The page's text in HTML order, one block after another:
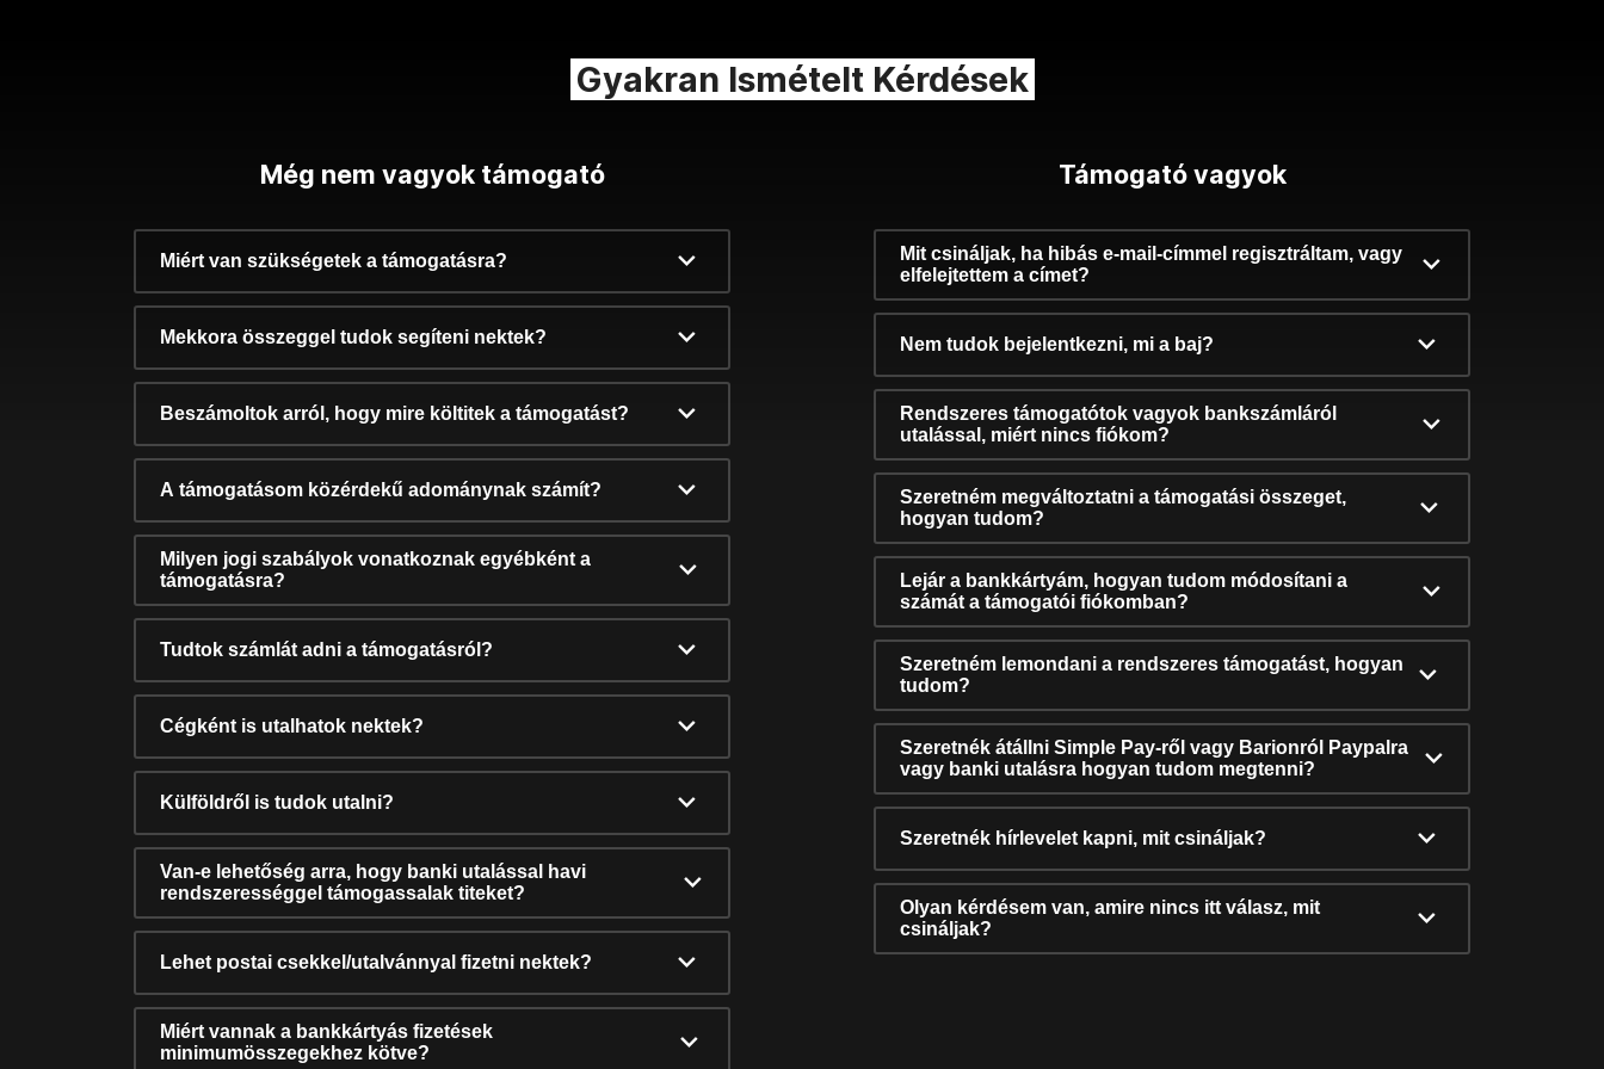
Gyakran Ismételt Kérdések
Még nem vagyok támogató
Miért van szükségetek a támogatásra?
Mekkora összeggel tudok segíteni nektek?
Beszámoltok arról, hogy mire költitek a támogatást?
A támogatásom közérdekű adománynak számít?
Milyen jogi szabályok vonatkoznak egyébként a
támogatásra?
Tudtok számlát adni a támogatásról?
Cégként is utalhatok nektek?
Külföldről is tudok utalni?
Van-e lehetőség arra, hogy banki utalással havi
rendszerességgel támogassalak titeket?
Lehet postai csekkel/utalvánnyal fizetni nektek?
Miért vannak a bankkártyás fizetések
minimumösszegekhez kötve?
Támogató vagyok
Mit csináljak, ha hibás e-mail-címmel regisztráltam, vagy
elfelejtettem a címet?
Nem tudok bejelentkezni, mi a baj?
Rendszeres támogatótok vagyok bankszámláról
utalással, miért nincs fiókom?
Szeretném megváltoztatni a támogatási összeget,
hogyan tudom?
Lejár a bankkártyám, hogyan tudom módosítani a
számát a támogatói fiókomban?
Szeretném lemondani a rendszeres támogatást, hogyan
tudom?
Szeretnék átállni Simple Pay-ről vagy Barionról Paypalra
vagy banki utalásra hogyan tudom megtenni?
Szeretnék hírlevelet kapni, mit csináljak?
Olyan kérdésem van, amire nincs itt válasz, mit
csináljak?